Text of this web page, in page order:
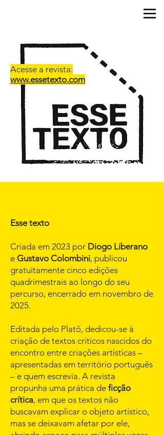
Acesse a revista:
www.essetexto.com
Esse texto
Criada em 2023 por Diogo Liberano
e Gustavo Colombini, publicou
gratuitamente cinco edições
quadrimestrais ao longo do seu
percurso, encerrado em novembro de
2025.
Editada pelo Platô, dedicou-se à
criação de textos críticos nascidos do
encontro entre criações artísticas –
apresentadas em território português
– e quem escrevia. A revista
propunha uma prática de ficção
crítica, em que os textos não
buscavam explicar o objeto artístico,
mas se deixavam afetar por ele,